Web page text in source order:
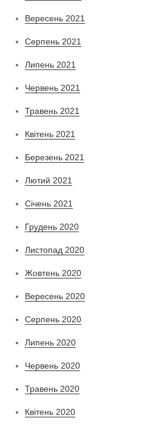
Вересень 2021
Серпень 2021
Липень 2021
Червень 2021
Травень 2021
Квітень 2021
Березень 2021
Лютий 2021
Січень 2021
Грудень 2020
Листопад 2020
Жовтень 2020
Вересень 2020
Серпень 2020
Липень 2020
Червень 2020
Травень 2020
Квітень 2020